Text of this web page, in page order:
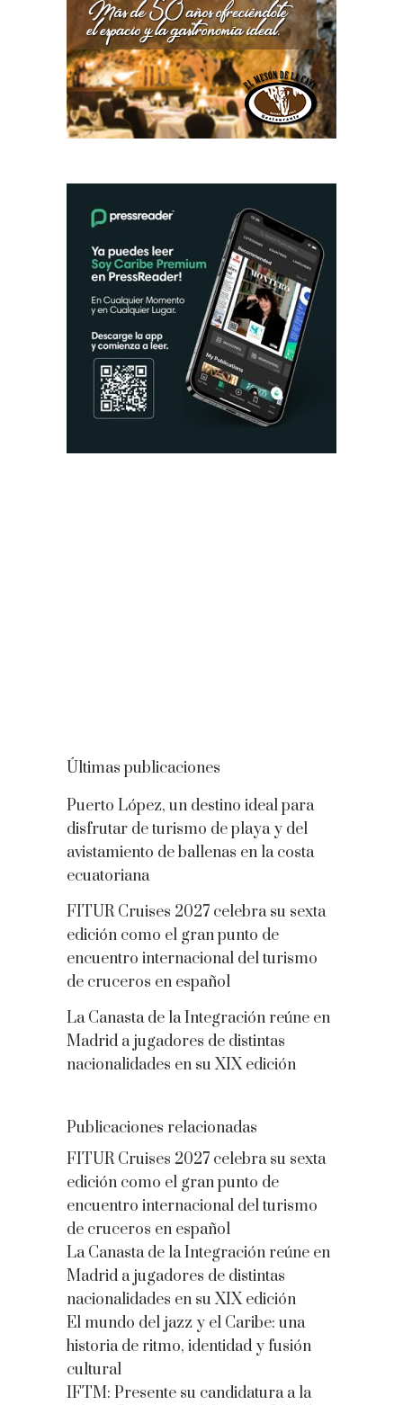
Últimas publicaciones
Puerto López, un destino ideal para
disfrutar de turismo de playa y del
avistamiento de ballenas en la costa
ecuatoriana
FITUR Cruises 2027 celebra su sexta
edición como el gran punto de
encuentro internacional del turismo
de cruceros en español
La Canasta de la Integración reúne en
Madrid a jugadores de distintas
nacionalidades en su XIX edición
Publicaciones relacionadas
FITUR Cruises 2027 celebra su sexta
edición como el gran punto de
encuentro internacional del turismo
de cruceros en español
La Canasta de la Integración reúne en
Madrid a jugadores de distintas
nacionalidades en su XIX edición
El mundo del jazz y el Caribe: una
historia de ritmo, identidad y fusión
cultural
IFTM: Presente su candidatura a la